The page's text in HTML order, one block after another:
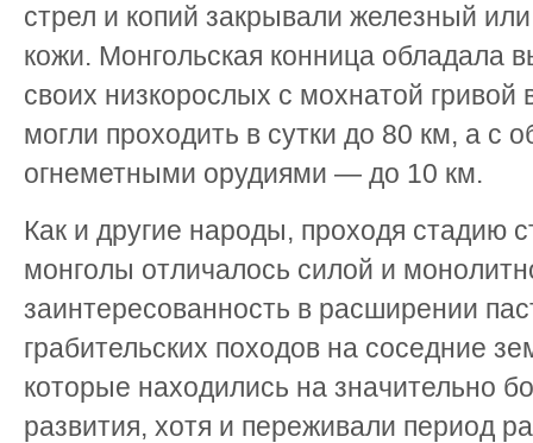
стрел и копий закрывали железный
кожи. Монгольская конница обладала
своих низкорослых с мохнатой
могли проходить в сутки до 80 км, а с
огнеметными орудиями — до 10 км.
Как и другие народы, проходя стадию
монголы отличалось силой и
заинтересованность в расширении
грабительских походов на соседние
которые находились на значительно
развития, хотя и переживали период